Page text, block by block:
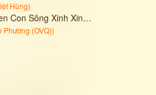
Hùng)
Con Sông Xinh Xinh (
Phương (OVQ))